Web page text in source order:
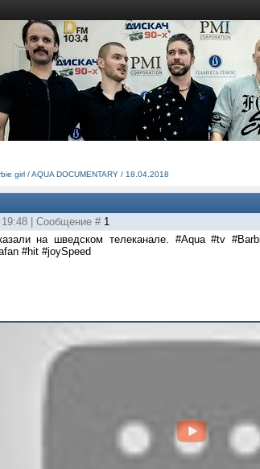
girl / AQUA DOCUMENTARY / 18.04.2018
| Сообщение # 1
на шведском телеканале. #Aqua #tv
#hit #joySpeed